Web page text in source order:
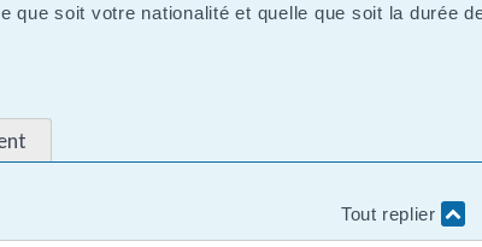
que soit votre nationalité et quelle que soit la durée
Tout replier